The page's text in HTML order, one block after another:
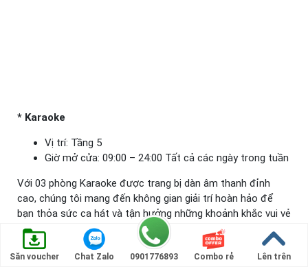
* Karaoke
Vị trí: Tầng 5
Giờ mở cửa: 09:00 – 24:00 Tất cả các ngày trong tuần
Với 03 phòng Karaoke được trang bị dàn âm thanh đỉnh
cao, chúng tôi mang đến không gian giải trí hoàn hảo để
bạn thỏa sức ca hát và tận hưởng những khoảnh khắc vui vẻ
bên bạn bè và gia đình. Nơi đây luôn sẵn sàng phục vụ,
mang đến trải nghiệm âm nhạc tuyệt vời cho mọi du khách.
Săn voucher Chat Zalo 0901776893 Combo rẻ Lên trên